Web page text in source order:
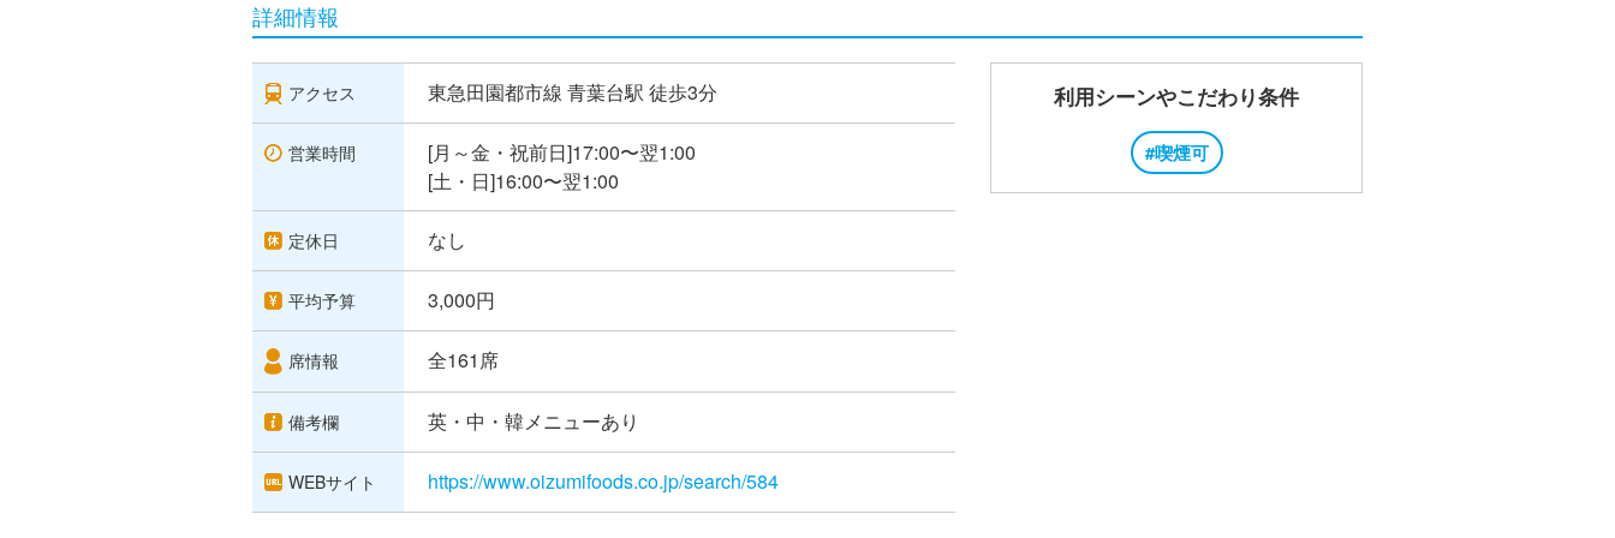
詳細情報
アクセス 東急田園都市線 青葉台駅 徒歩3分
営業時間
[月～金・祝前日]17:00〜翌1:00
[土・日]16:00〜翌1:00
定休日 なし
平均予算 3,000円
席情報 全161席
備考欄 英・中・韓メニューあり
WEBサイト https://www.oizumifoods.co.jp/search/584
利用シーンやこだわり条件
#喫煙可